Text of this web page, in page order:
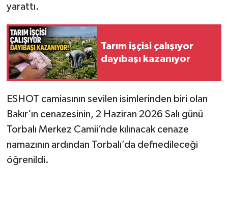
yarattı.
Tarım işçisi çalışıyor
dayıbaşı kazanıyor
ESHOT camiasının sevilen isimlerinden biri olan
Bakır’ın cenazesinin, 2 Haziran 2026 Salı günü
Torbalı Merkez Camii’nde kılınacak cenaze
namazının ardından Torbalı’da defnedileceği
öğrenildi.